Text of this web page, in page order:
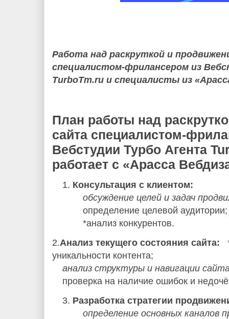
Работа над раскруткой и
специалистом-фрилансером из
TurboTm.ru и специалисты из
План работы над
сайта специалистом-
Вебстудии Турбо Агента
работает с «Арасса
Консультация с клиентом:
обсуждение целей и задач
определение целевой аудитории;
*анализ конкурентов.
2.Анализ текущего состояния сайта:
уникальности контента;
анализ структуры и навигации
проверка на наличие ошибок и
Разработка стратегии
определение основных каналов